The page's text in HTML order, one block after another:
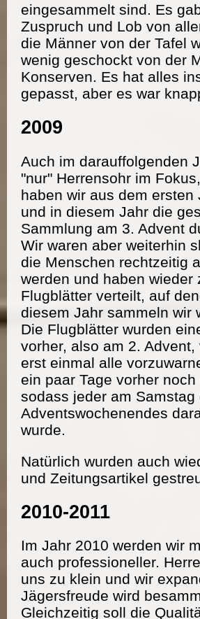
eingesammelt sind. Es
Zuspruch und Lob von
die Männer von der Tafel
wenig geschockt von der
Konserven. Es hat alles
gepasst, aber es war
2009
Auch im darauffolgenden
"nur" Herrensohr im
haben wir aus dem ersten
und in diesem Jahr die
Sammlung am 3. Advent
Wir waren aber weiterhin
die Menschen rechtzeitig
werden und haben wieder
Flugblätter verteilt, auf
diesem Jahr sammeln wir
Die Flugblätter wurden
vorher, also am 2. Advent,
erst einmal alle
ein paar Tage vorher noch
sodass jeder am Samstag
Adventswochenendes
wurde.
Natürlich wurden auch
und Zeitungsartikel
2010-2011
Im Jahr 2010 werden wir
auch professioneller.
uns zu klein und wir
Jägersfreude wird
Gleichzeitig soll die